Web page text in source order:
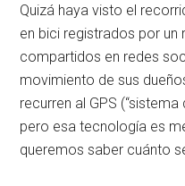
Quizá haya visto el
en bici registrados por un
compartidos en redes
movimiento de sus
recurren al GPS
pero esa tecnología es
queremos saber cuánto